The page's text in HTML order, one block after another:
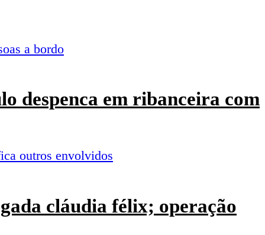
despenca em ribanceira com
cláudia félix; operação